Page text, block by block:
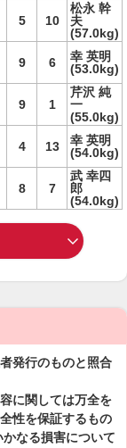
5 10
松永 幹
夫
(57.0kg)
9 6
幸 英明
(53.0kg)
9 1
芹沢 純
一
(55.0kg)
4 13
幸 英明
(54.0kg)
8 7
武 幸四
郎
(54.0kg)
発行のものと照合
に関しては万全を
性を保証するもの
なる損害について